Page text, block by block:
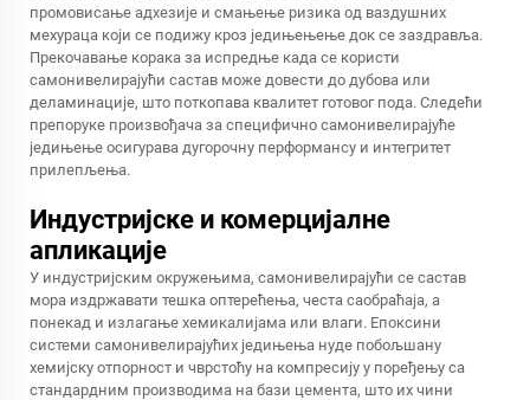
промовисање адхезије и смањење ризика од ваздушних
мехураца који се подижу кроз једињењење док се заздравља.
Прекочавање корака за испредње када се користи
самонивелирајући састав може довести до дубова или
деламинације, што поткопава квалитет готовог пода. Следећи
препоруке произвођача за специфично самонивелирајуће
једињење осигурава дугорочну перформансу и интегритет
прилепљења.
Индустријске и комерцијалне
апликације
У индустријским окружењима, самонивелирајући се састав
мора издржавати тешка оптерећења, честа саобраћаја, а
понекад и излагање хемикалијама или влаги. Епоксини
системи самонивелирајућих једињења нуде побољшану
хемијску отпорност и чврстоћу на компресију у поређењу са
стандардним производима на бази цемента, што их чини